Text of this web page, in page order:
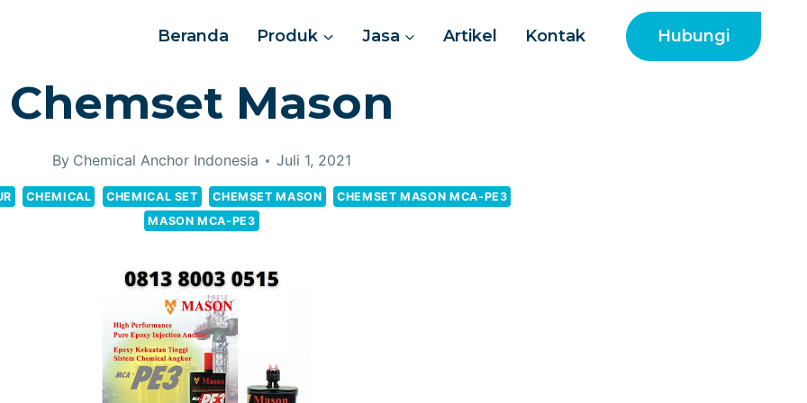
Beranda Produk Jasa Artikel Kontak Hubungi
Chemset Mason
By Chemical Anchor Indonesia Juli 1, 2021
CHEMICAL CHEMICAL SET CHEMSET MASON
CHEMSET MASON MCA-PE3
MASON MCA-PE3